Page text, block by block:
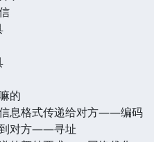
的
息格式传递给对方——编码
对方——寻址